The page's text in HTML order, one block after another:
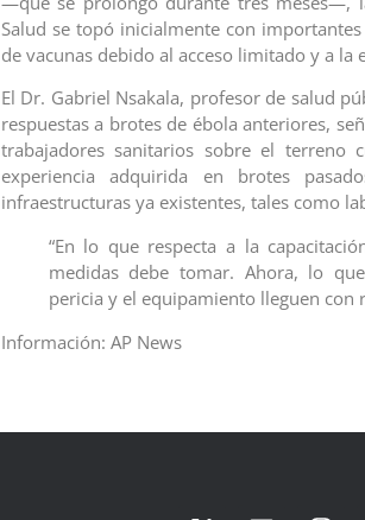
Salud se topó inicialmente con
de vacunas debido al acceso limitado y a la
El Dr. Gabriel Nsakala, profesor de salud
respuestas a brotes de ébola anteriores,
trabajadores sanitarios sobre el terreno
experiencia adquirida en brotes
infraestructuras ya existentes, tales como
“En lo que respecta a la
medidas debe tomar. Ahora, lo
pericia y el equipamiento lleguen con
Información: AP News